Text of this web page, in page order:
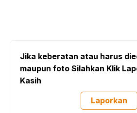
Jika keberatan atau harus
maupun foto Silahkan Klik
Kasih
Laporkan